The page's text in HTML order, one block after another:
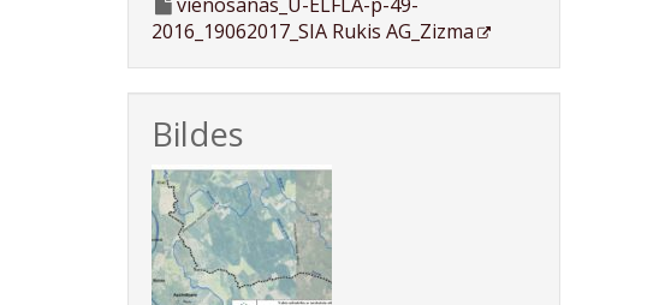
2016_19062017_SIA Rukis AG_Zizma
Bildes